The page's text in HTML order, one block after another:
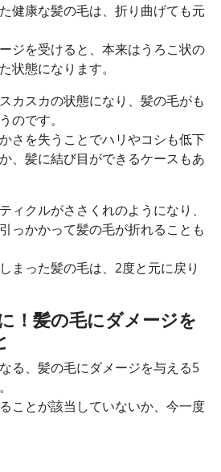
健康な髪の毛は、折り曲げても元
ジを受けると、本来はうろこ状の
状態になります。
カスカの状態になり、髪の毛がも
のです。
さを失うことでハリやコシも低下
、髪に結び目ができるケースもあ
ィクルがささくれのようになり、
っかかって髪の毛が折れることも
まった髪の毛は、2度と元に戻り
！髪の毛にダメージを
る、髪の毛にダメージを与える5
ことが該当していないか、今一度